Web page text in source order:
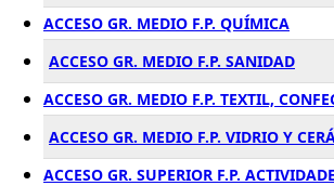
ACCESO GR. MEDIO F.P. QUÍMICA
ACCESO GR. MEDIO F.P. SANIDAD
ACCESO GR. MEDIO F.P. TEXTIL,
ACCESO GR. MEDIO F.P. VIDRIO Y
ACCESO GR. SUPERIOR F.P.